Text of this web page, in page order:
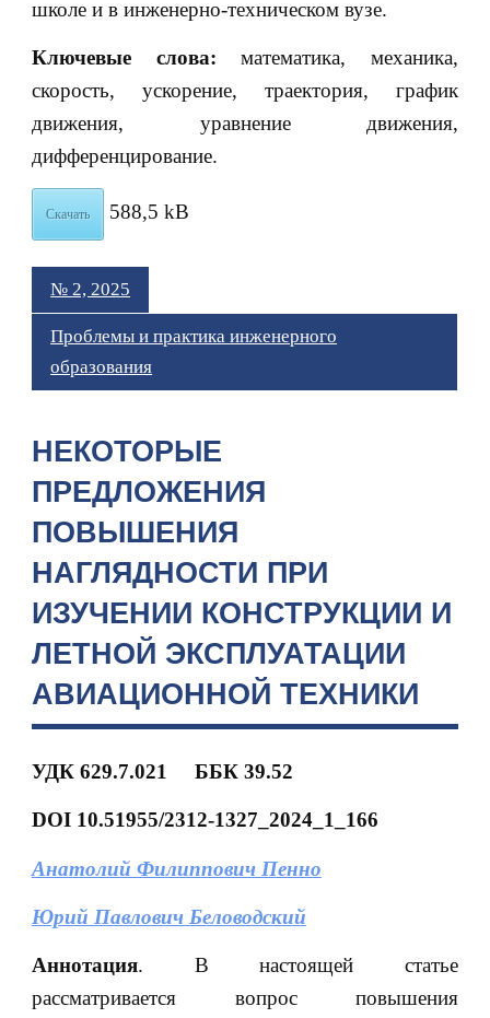
школе и в инженерно-техническом вузе.
Ключевые слова:математика, механика,
скорость, ускорение, траектория, график
движения, уравнение движения,
дифференцирование.
Скачать 588,5 kB
№ 2, 2025
Проблемы и практика инженерного
образования
НЕКОТОРЫЕ
ПРЕДЛОЖЕНИЯ
ПОВЫШЕНИЯ
НАГЛЯДНОСТИ ПРИ
ИЗУЧЕНИИ КОНСТРУКЦИИ И
ЛЕТНОЙ ЭКСПЛУАТАЦИИ
АВИАЦИОННОЙ ТЕХНИКИ
УДК 629.7.021 ББК 39.52
DOI 10.51955/2312-1327_2024_1_166
Анатолий Филиппович Пенно
Юрий Павлович Беловодский
Аннотация. В настоящей статье
рассматривается вопрос повышения